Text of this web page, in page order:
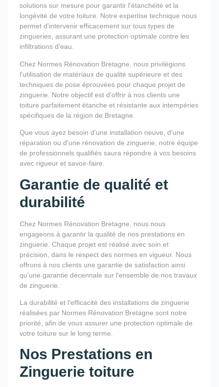
solutions sur mesure pour garantir l'étanchéité et la
longévité de votre toiture. Notre expertise technique nous
permet d'intervenir efficacement sur tous types de
zingueries, assurant une protection optimale contre les
infiltrations d'eau.
Chez Normes Rénovation Bretagne, nous privilégions
l'utilisation de matériaux de qualité supérieure et des
techniques de pose éprouvées pour chaque projet de
zinguerie. Notre objectif est d'offrir à nos clients une
toiture parfaitement étanche et résistante aux intempéries
spécifiques de la région de Bretagne.
Que vous ayez besoin d'une installation neuve, d'une
réparation ou d'une rénovation de zinguerie, notre équipe
de professionnels qualifiés saura répondre à vos besoins
avec rigueur et savoir-faire.
Garantie de qualité et
durabilité
Chez Normes Rénovation Bretagne, nous nous
engageons à garantir la qualité de nos prestations en
zinguerie. Chaque projet est réalisé avec soin et
précision, dans le respect des normes en vigueur. Nous
offrons à nos clients une garantie de satisfaction ainsi
qu'une garantie décennale sur l'ensemble de nos travaux
de zinguerie.
La durabilité et l'efficacité des installations de zinguerie
réalisées par Normes Rénovation Bretagne sont notre
priorité, afin de vous assurer une protection optimale de
votre toiture sur le long terme.
Nos Prestations en
Zinguerie toiture